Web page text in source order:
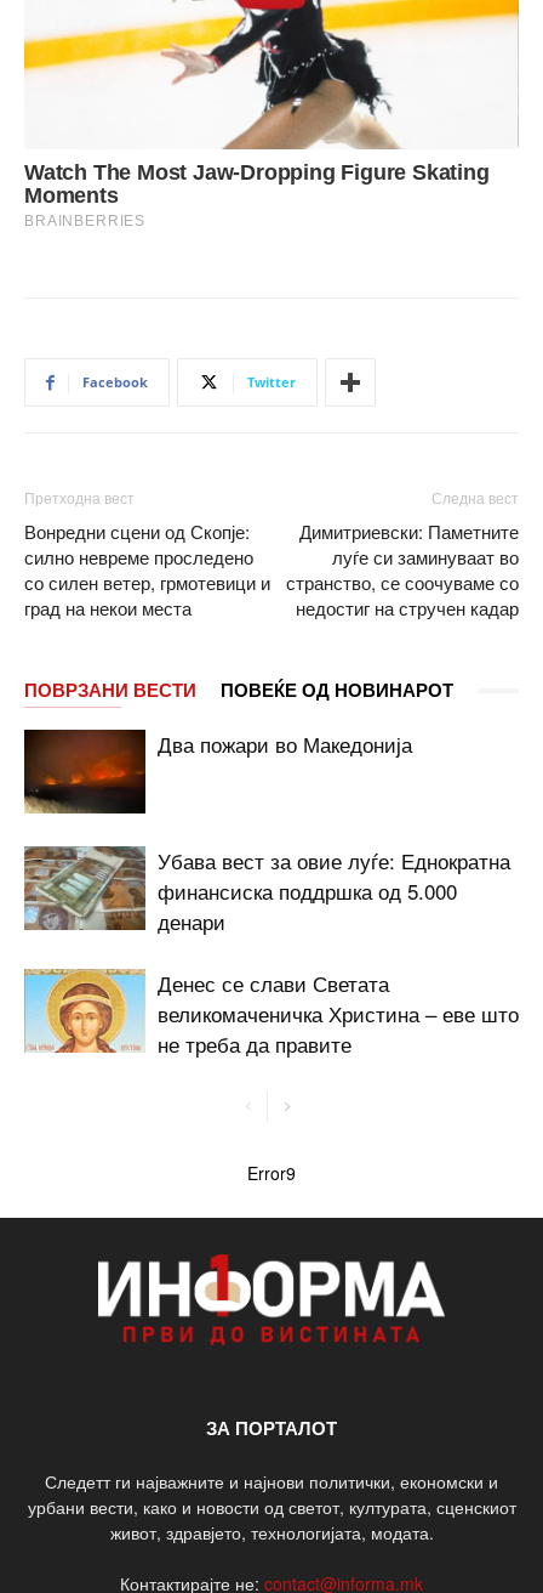
Facebook Twitter
Претходна вест
Вонредни сцени од Скопје:
силно невреме проследено
со силен ветер, грмотевици и
град на некои места
Следна вест
Димитриевски: Паметните
луѓе си заминуваат во
странство, се соочуваме со
недостиг на стручен кадар
ПОВРЗАНИ ВЕСТИ ПОВЕЌЕ ОД НОВИНАРОТ
Два пожари во Македонија
Убава вест за овие луѓе: Еднократна
финансиска поддршка од 5.000
денари
Денес се слави Светата
великомаченичка Христина – еве што
не треба да правите
Error9
ЗА ПОРТАЛОТ
Следетт ги најважните и најнови политички, економски и
урбани вести, како и новости од светот, културата, сценскиот
живот, здравјето, технологијата, модата.
Контактирајте не: contact@informa.mk